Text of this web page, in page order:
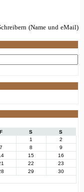
(Name und eMail)
F S
S
1
2
7 8
9
15
16
22
23
29
30